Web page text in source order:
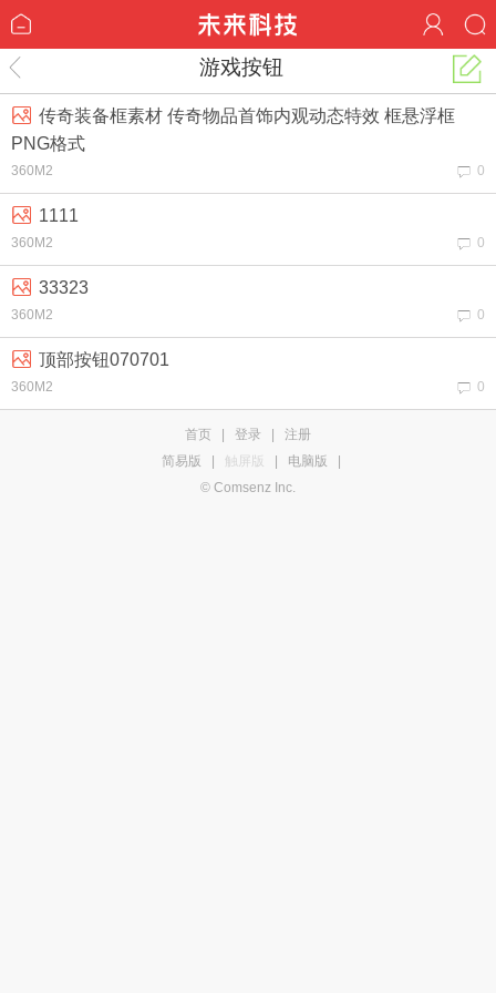
游戏按钮
0
传奇装备框素材 传奇物品首饰内观动态特效 框悬浮框
PNG格式
360M2
0
1111
360M2
0
33323
360M2
0
顶部按钮070701
360M2
首页 登录
注册
简易版
触屏版 电脑版
© Comsenz Inc.